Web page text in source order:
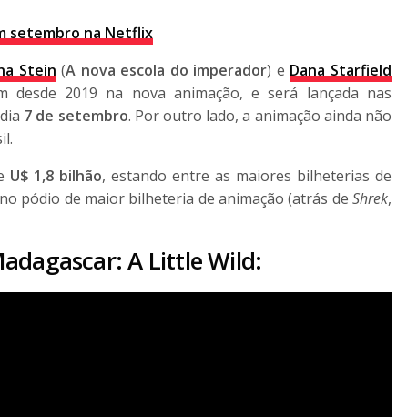
setembro na Netflix
Stein(A nova escola do imperador) e Dana Starfield
desde 2019 na nova animação, e será lançada nas
7 de setembro. Por outro lado, a animação ainda não
U$ 1,8 bilhão, estando entre as maiores bilheterias de
pódio de maior bilheteria de animação (atrás de Shrek,
A Little Wild: